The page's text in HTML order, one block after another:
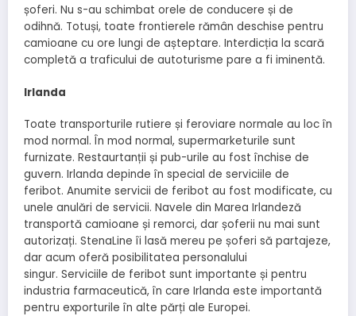
șoferi. Nu s-au schimbat orele de conducere și de
odihnă. Totuși, toate frontierele rămân deschise pentru
camioane cu ore lungi de așteptare. Interdicția la scară
completă a traficului de autoturisme pare a fi iminentă.
Irlanda
Toate transporturile rutiere și feroviare normale au loc în
mod normal. În mod normal, supermarketurile sunt
furnizate. Restaurtanții și pub-urile au fost închise de
guvern. Irlanda depinde în special de serviciile de
feribot. Anumite servicii de feribot au fost modificate, cu
unele anulări de servicii. Navele din Marea Irlandeză
transportă camioane și remorci, dar șoferii nu mai sunt
autorizați. StenaLine îi lasă mereu pe șoferi să partajeze,
dar acum oferă posibilitatea personalului
singur. Serviciile de feribot sunt importante și pentru
industria farmaceutică, în care Irlanda este importantă
pentru exporturile în alte părți ale Europei.